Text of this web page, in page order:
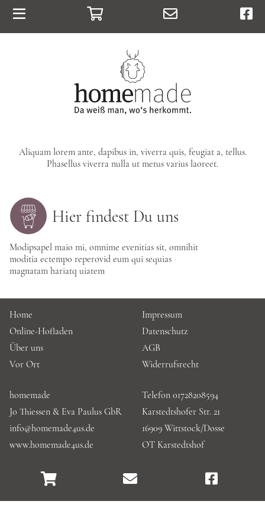
Home
Online-Hofladen
Über uns
Vor Ort
Aktuelles & Kontakt
Warenkorb E-Mail
Aliquam lorem ante, dapibus in, viverra quis, feugiat a, tellus.
Phasellus viverra nulla ut metus varius laoreet.
Hier findest Du uns
Modipsapel maio mi, omnime evenitias sit, omnihit
moditia ectempo reperovid eum qui sequias
magnatam hariatq uiatem
Home
Online-Hofladen
Über uns
Vor Ort
Impressum
Datenschutz
AGB
Widerrufsrecht
homemade
Jo Thiessen & Eva Paulus GbR
info@homemade4us.de
www.homemade4us.de
Telefon 01728208594
Karstedtshofer Str. 21
16909 Wittstock/Dosse
OT Karstedtshof